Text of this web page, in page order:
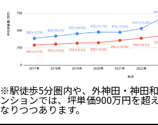
※駅徒歩5分圏内や、外神田・神田
ンションでは、坪単価900万円を超
なりつつあります。